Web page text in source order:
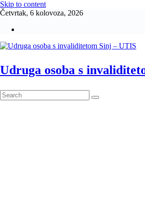
Skip to content
Četvrtak, 6 kolovoza, 2026
Udruga osoba s